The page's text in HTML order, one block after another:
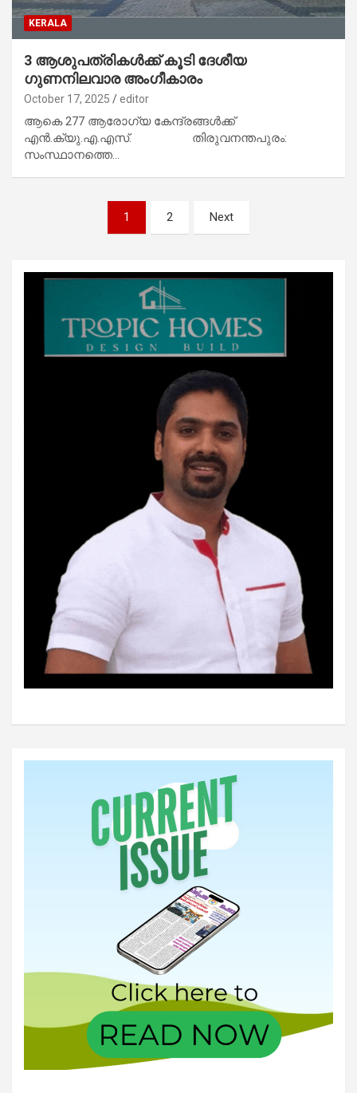
KERALA
3 ആശുപത്രികള്‍ക്ക് കൂടി ദേശീയ
ഗുണനിലവാര അംഗീകാരം
October 17, 2025 editor
ആകെ 277 ആരോഗ്യ കേന്ദ്രങ്ങള്‍ക്ക്
എന്‍.ക്യു.എ.എസ്. തിരുവനന്തപുരം:
സംസ്ഥാനത്തെ…
1 2 Next